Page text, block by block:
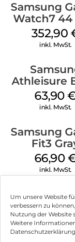
Um unsere Website
verbessern zu
Nutzung der Website
Weitere
Samsung
Watch7
Silver
352,90
inkl. MwSt.
Athleisure
S/M
Watch7
63,90
inkl. MwSt.
Samsung
Fit3
66,90
inkl. MwSt.
Impressum